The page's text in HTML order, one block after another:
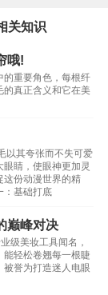
关知识
哦!
的重要角色，每根纤
的真正含义和它在美
以其夸张而不失可爱
睛，使眼神更加灵
这份动漫世界的精
基础打底
巅峰对决
级美妆工具闻名，
轻松卷翘每一根睫
誉为打造迷人电眼